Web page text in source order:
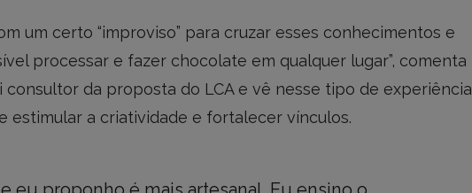
um certo “improviso” para cruzar esses conhecimentos e
processar e fazer chocolate em qualquer lugar”, comenta
consultor da proposta do LCA e vê nesse tipo de experiência
estimular a criatividade e fortalecer vínculos.